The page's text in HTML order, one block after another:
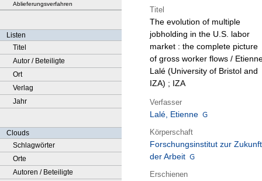
Ablieferungsverfahren
Listen
Titel
Autor / Beteiligte
Ort
Verlag
Jahr
Clouds
Schlagwörter
Orte
Autoren / Beteiligte
Titel
The evolution of multiple
jobholding in the U.S. labor
market : the complete picture
of gross worker flows /
Lalé (University of Bristol and
IZA) ; IZA
Verfasser
Lalé, Etienne
Körperschaft
Forschungsinstitut zur Zukunft
der Arbeit
Erschienen